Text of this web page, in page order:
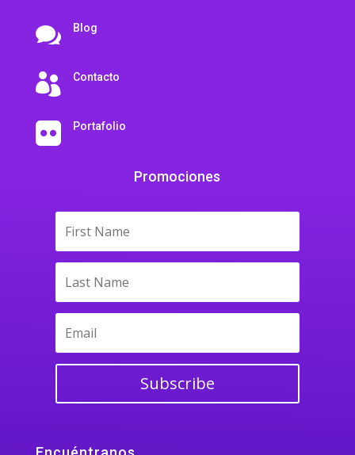
 Blog
 Contacto
 Portafolio
Promociones
Subscribe